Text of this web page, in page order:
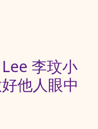
李玟小
他人眼中